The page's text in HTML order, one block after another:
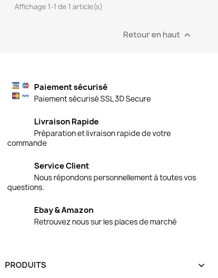
Affichage 1-1 de 1 article(s)
Retour en haut 
Paiement sécurisé
Paiement sécurisé SSL 3D Secure
Livraison Rapide
Préparation et livraison rapide de votre
commande
Service Client
Nous répondons personnellement à toutes vos
questions.
Ebay & Amazon
Retrouvez nous sur les places de marché
PRODUITS 